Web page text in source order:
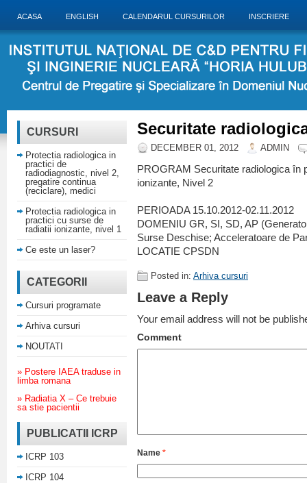
ACASA ENGLISH CALENDARUL CURSURILOR INSCRIERE
Securitate
DECEMBER 01, 2012 ADMIN
PROGRAM Securitate radiologica în
ionizante, Nivel 2
PERIOADA 15.10.2012-02.11.2012
DOMENIU GR, SI, SD, AP
Surse Deschise; Acceleratoare de
LOCATIE CPSDN
Posted in: Arhiva cursuri
Leave a Reply
Your email address will not be
Comment
Name *
CURSURI
Protectia radiologica in
practici de
radiodiagnostic, nivel 2,
pregatire continua
(reciclare), medici
Protectia radiologica in
practici cu surse de
radiatii ionizante, nivel 1
Ce este un laser?
CATEGORII
Cursuri programate
Arhiva cursuri
NOUTATI
» Postere IAEA traduse in
limba romana
» Radiatia X – Ce trebuie
sa stie pacientii
PUBLICATII ICRP
ICRP 103
ICRP 104